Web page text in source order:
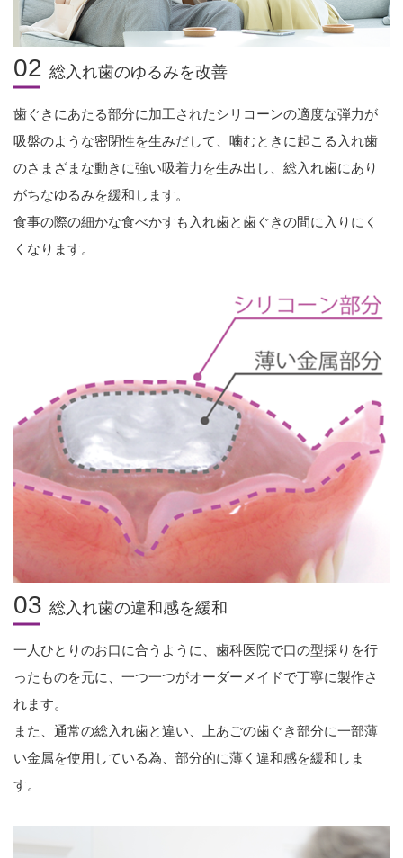
02 総入れ歯のゆるみを改善
歯ぐきにあたる部分に加工されたシリコーンの適度な弾力が
吸盤のような密閉性を生みだして、噛むときに起こる入れ歯
のさまざまな動きに強い吸着力を生み出し、総入れ歯にあり
がちなゆるみを緩和します。
食事の際の細かな食べかすも入れ歯と歯ぐきの間に入りにく
くなります。
03 総入れ歯の違和感を緩和
一人ひとりのお口に合うように、歯科医院で口の型採りを行
ったものを元に、 一つ一つがオーダーメイドで丁寧に製作さ
れます。
また、通常の総入れ歯と違い、上あごの歯ぐき部分に一部薄
い金属を使用している為、部分的に薄く違和感を緩和しま
す。